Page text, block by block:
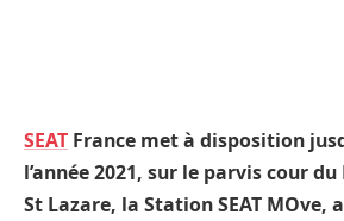
SEAT France met à disposition
l’année 2021, sur le parvis cour
St Lazare, la Station SEAT MOve,